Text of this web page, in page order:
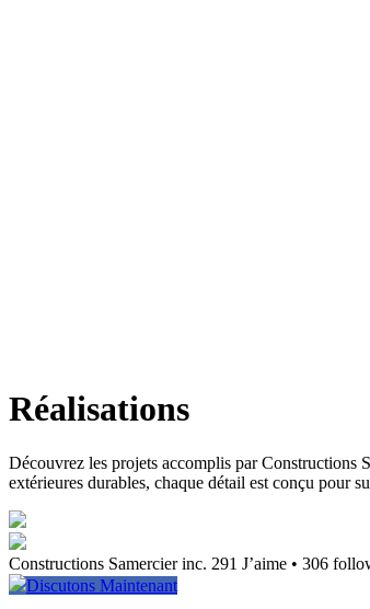
Réalisations
Découvrez les projets accomplis par Constructions
extérieures durables, chaque détail est conçu pour
Constructions Samercier inc. 291 J’aime • 306
Discutons Maintenant